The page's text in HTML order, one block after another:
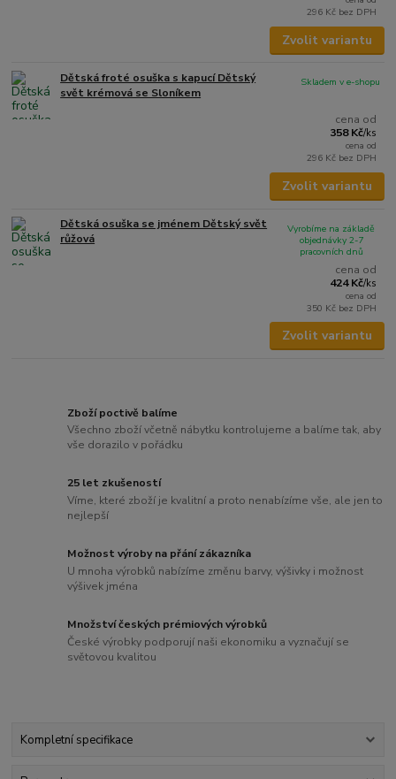
296 Kč bez DPH
Zvolit variantu
Dětská froté osuška s kapucí Dětský
svět krémová se Sloníkem
cena od
358 Kč/ks
cena od
296 Kč bez DPH
Skladem v e-shopu
Zvolit variantu
Dětská osuška se jménem Dětský svět
růžová
cena od
424 Kč/ks
cena od
350 Kč bez DPH
Vyrobíme na základě
objednávky 2-7
pracovních dnů
Zvolit variantu
Zboží poctivě balíme
Všechno zboží včetně nábytku kontrolujeme a balíme tak, aby
vše dorazilo v pořádku
25 let zkušeností
Víme, které zboží je kvalitní a proto nenabízíme vše, ale jen to
nejlepší
Možnost výroby na přání zákazníka
U mnoha výrobků nabízíme změnu barvy, výšivky i možnost
výšivek jména
Množství českých prémiových výrobků
České výrobky podporují naši ekonomiku a vyznačují se
světovou kvalitou
Kompletní specifikace